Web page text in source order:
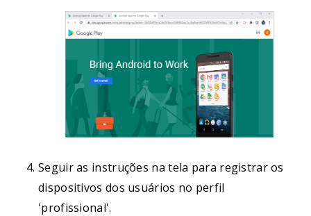
Seguir as instruções na tela para registrar os
dispositivos dos usuários no perfil
'profissional'.